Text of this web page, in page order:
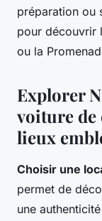
préparation ou
pour découvrir
ou la
Explorer
voiture
lieux
Choisir une
permet de
une